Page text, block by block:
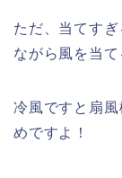
ただ、当てす
ながら風を当て
冷風ですと扇
めですよ！